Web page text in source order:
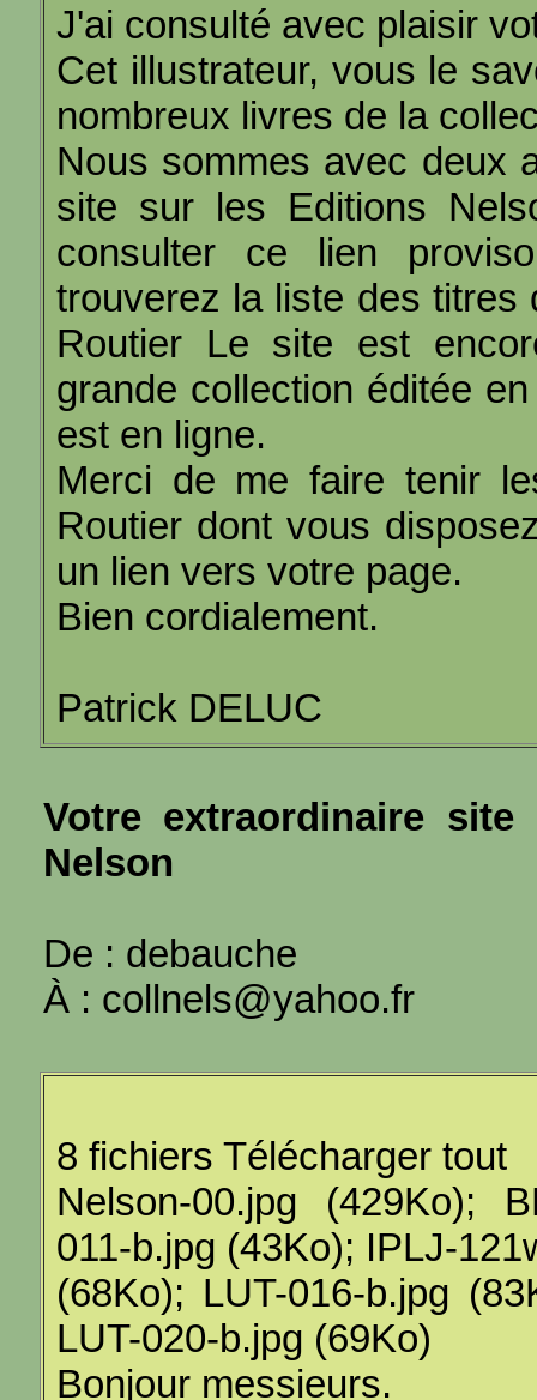
J'ai consulté avec plaisir
Cet illustrateur, vous le
nombreux livres de la
Nous sommes avec deux
site sur les Editions
consulter ce lien
trouverez la liste des
Routier Le site est
grande collection éditée
est en ligne.
Merci de me faire tenir
Routier dont vous
un lien vers votre page.
Bien cordialement.
Patrick DELUC
Votre extraordinaire
Nelson
De : debauche
À : collnels@yahoo.fr
8 fichiers Télécharger tout
Nelson-00.jpg (429Ko);
011-b.jpg (43Ko); IPLJ-
(68Ko); LUT-016-b.jpg
LUT-020-b.jpg (69Ko)
Bonjour messieurs.